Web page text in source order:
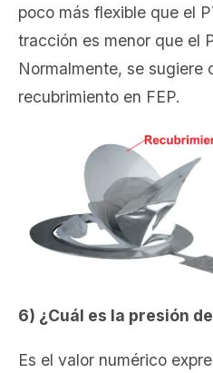
poco más flexible que el
tracción es menor que el
Normalmente, se sugiere
recubrimiento en FEP.
6) ¿Cuál es la presión
Es el valor numérico